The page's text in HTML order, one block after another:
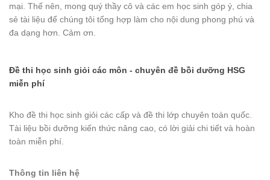
mại. Thế nên, mong quý thầy cô và các em học sinh góp ý, chia
sẻ tài liệu để chúng tôi tổng hợp làm cho nội dung phong phú và
đa dạng hơn. Cảm ơn.
Đề thi học sinh giỏi các môn - chuyên đề bồi dưỡng HSG
miễn phí
Kho đề thi học sinh giỏi các cấp và đề thi lớp chuyên toàn quốc.
Tài liệu bồi dưỡng kiến thức nâng cao, có lời giải chi tiết và hoàn
toàn miễn phí.
Thông tin liên hệ